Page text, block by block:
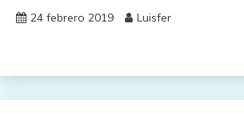
24 febrero 2019 Luisfer